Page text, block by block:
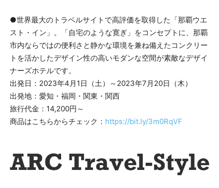
●世界最大のトラベルサイトで高評価を取得した「那覇ウエ
スト・イン」。「自宅のような寛ぎ」をコンセプトに、那覇
市内ならではの便利さと静かな環境を兼ね備えたコンクリー
トを活かしたデザイン性の高いモダンな空間が素敵なデザイ
ナーズホテルです。
出発日：2023年4月1日（土）～2023年7月20日（木）
出発地：愛知・福岡・関東・関西
旅行代金：14,200円～
商品はこちらからチェック： https://bit.ly/3m0RqVF